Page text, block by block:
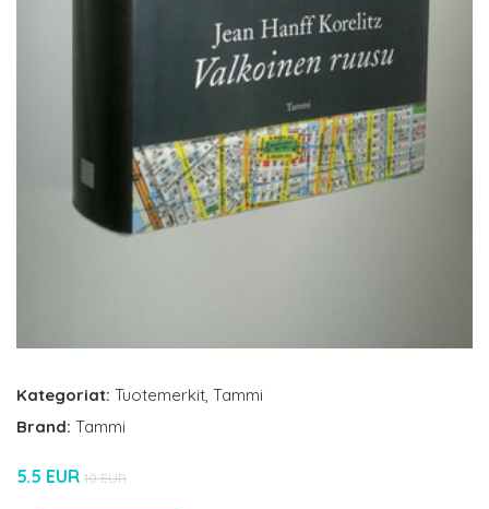
Kategoriat: Tuotemerkit, Tammi
Brand: Tammi
5.5 EUR 10 EUR